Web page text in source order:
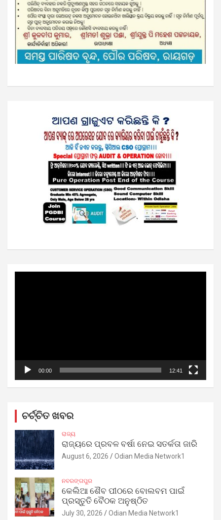
00:00 12:41
ଚର୍ଚ୍ଚିତ ଖବର
ରାଜ୍ୟ
ରାଜ୍ୟରେ ପ୍ରବଳ ବର୍ଷା ନେଇ ସତର୍କତା ଜାରି
August 6, 2026 Odian Media Network1
ନବରଙ୍ଗପୁର
କେଲିଆ ଶୈବ ପୀଠରେ ବୋଲବମ ପାଇଁ
ପ୍ରସ୍ତୁତି ବୈଠକ ଅନୁଷ୍ଠିତ
July 30, 2026 Odian Media Network1